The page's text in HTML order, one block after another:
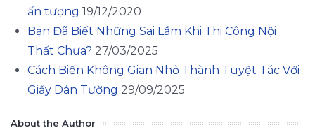
ấn tượng 19/12/2020
Bạn Đã Biết Những Sai Lầm Khi Thi Công Nội
Thất Chưa? 27/03/2025
Cách Biến Không Gian Nhỏ Thành Tuyệt Tác Với
Giấy Dán Tường 29/09/2025
About the Author